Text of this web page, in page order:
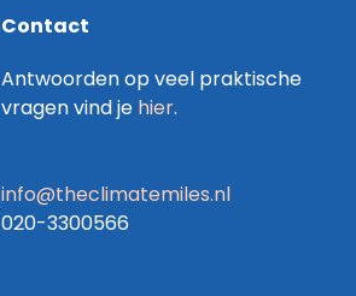
Contact
Antwoorden op veel praktische
vragen vind je hier.
info@theclimatemiles.nl
020-3300566